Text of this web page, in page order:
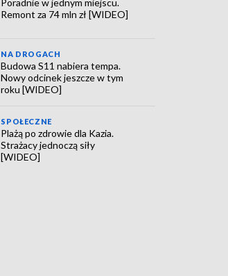
Remont za 74 mln zł [WIDEO]
NA DROGACH
Budowa S11 nabiera tempa.
Nowy odcinek jeszcze w tym
roku [WIDEO]
SPOŁECZNE
Plażą po zdrowie dla Kazia.
Strażacy jednoczą siły
[WIDEO]